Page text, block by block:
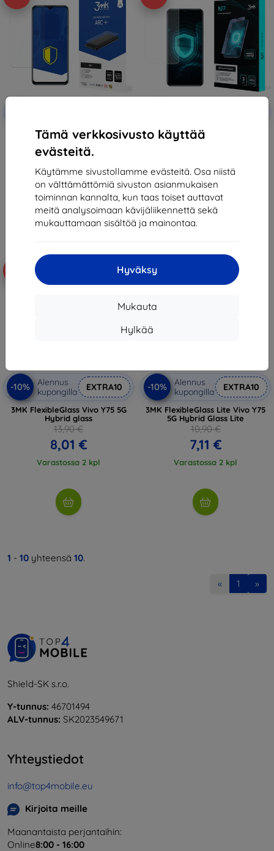
Tämä verkkosivusto käyttää
evästeitä.
Käytämme sivustollamme evästeitä. Osa niistä
on välttämättömiä sivuston asianmukaisen
toiminnan kannalta, kun taas toiset auttavat
meitä analysoimaan kävijäliikennettä sekä
mukauttamaan sisältöä ja mainontaa.
Hyväksy
Mukauta
Hylkää
3MK Folia ARC+ Vivo Y75 5G
Fullscreen film
14,90 €
8,90 €
Varastossa 2 kpl
3MK Folia 1UP Vivo Y75 5G
Gaming foil 3 pcs.
13,42 €
Varastossa 2 kpl
-10%
Alennus
kupongilla
EXTRA10
3MK FlexibleGlass Vivo Y75 5G
Hybrid glass
13,90 €
8,01 €
Varastossa 2 kpl
-35%
-10%
Alennus
kupongilla
EXTRA10
3MK FlexibleGlass Lite Vivo Y75
5G Hybrid Glass Lite
10,90 €
7,11 €
Varastossa 2 kpl
1 - 10 yhteensä 10.
« 1 »
Shield-SK s.r.o.
Y-tunnus: 46701494
ALV-tunnus: SK2023549671
Yhteystiedot
info@top4mobile.eu
Kirjoita meille
Maanantaista perjantaihin:
Online8:00 - 16:00